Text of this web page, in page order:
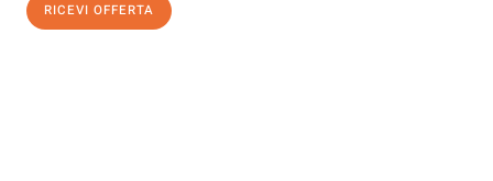
RICEVI OFFERTA